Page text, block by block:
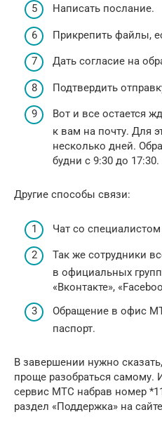
Написать послание.
Прикрепить файлы,
Дать согласие на
Подтвердить
Вот и все остается
к вам на почту. Для
несколько дней.
будни с 9:30 до 17:30.
Другие способы связи:
Чат со специалистом
Так же сотрудники
в официальных
«Вконтакте»,
Обращение в офис
паспорт.
В завершении нужно
проще разобраться самому.
сервис МТС набрав номер
раздел «Поддержка» на